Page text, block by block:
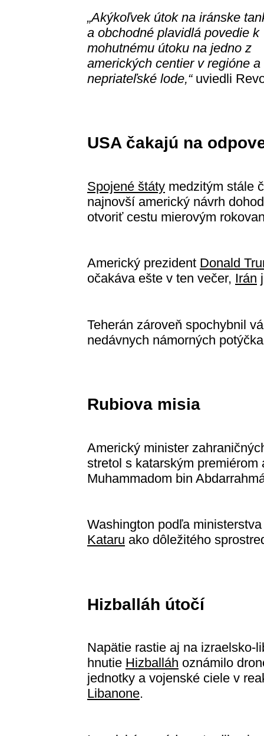
„Akýkoľvek útok na iránske
a obchodné plavidlá povedie k
mohutnému útoku na jedno z
amerických centier v regióne a
nepriateľské lode,“uviedli
USA čakajú na
Spojené štáty medzitým stále
najnovší americký návrh
otvoriť cestu mierovým
Americký prezident Donald
očakáva ešte v ten večer, Irán
Teherán zároveň spochybnil
nedávnych námorných
Rubiova misia
Americký minister
stretol s katarským
Muhammadom bin
Washington podľa
Kataru ako dôležitého
Hizballáh útočí
Napätie rastie aj na izraelsko-
hnutie Hizballáh oznámilo
jednotky a vojenské ciele v
Libanone.